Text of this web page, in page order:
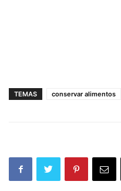
TEMAS conservar alimentos